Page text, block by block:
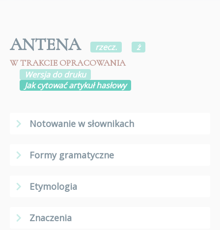
ANTENA rzecz.
ż
W TRAKCIE OPRACOWANIA
Wersja do druku
Jak cytować artykuł hasłowy
Notowanie w słownikach
Formy gramatyczne
Etymologia
Znaczenia